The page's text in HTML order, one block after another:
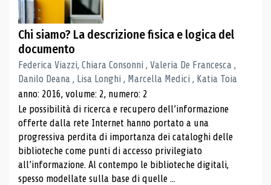
Chi siamo? La descrizione fisica e logica del
documento
Federica Viazzi, Chiara Consonni , Valeria De Francesca ,
Danilo Deana , Lisa Longhi , Marcella Medici , Katia Toia
anno: 2016, volume: 2, numero: 2
Le possibilità di ricerca e recupero dell’informazione
offerte dalla rete Internet hanno portato a una
progressiva perdita di importanza dei cataloghi delle
biblioteche come punti di accesso privilegiato
all’informazione. Al contempo le biblioteche digitali,
spesso modellate sulla base di quelle ...